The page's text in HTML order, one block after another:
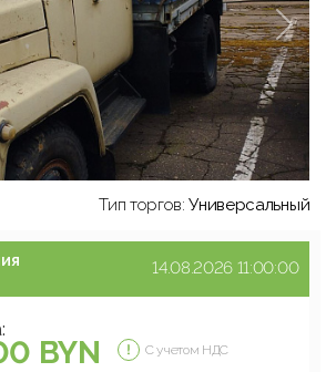
Тип торгов:Универсальный
14.08.2026 11:00:00
BYN С учетом НДС